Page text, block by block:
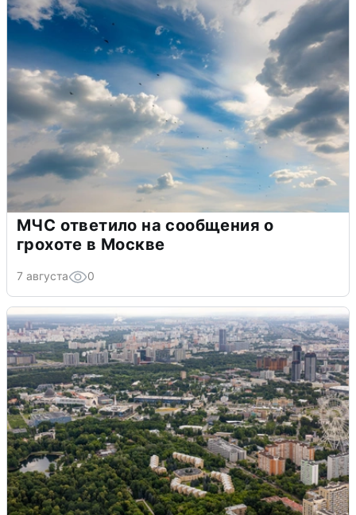
МЧС ответило на сообщения о
грохоте в Москве
7 августа 0